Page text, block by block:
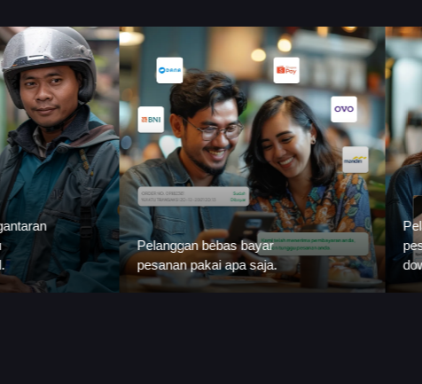
Pelanggan bebas bayar
pesanan pakai apa saja.
Pelangganmu bisa
pesan dari
download aplikasi.